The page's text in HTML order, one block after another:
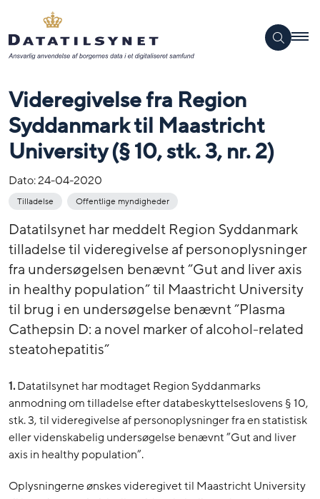
Videregivelse fra Region
Syddanmark til Maastricht
University (§ 10, stk. 3, nr. 2)
Dato:24-04-2020
Tilladelse Offentlige myndigheder
Datatilsynet har meddelt Region Syddanmark
tilladelse til videregivelse af personoplysninger
fra undersøgelsen benævnt ”Gut and liver axis
in healthy population” til Maastricht University
til brug i en undersøgelse benævnt ”Plasma
Cathepsin D: a novel marker of alcohol-related
steatohepatitis”
1.Datatilsynet har modtaget Region Syddanmarks
anmodning om tilladelse efter databeskyttelseslovens § 10,
stk. 3, til videregivelse af personoplysninger fra en statistisk
eller videnskabelig undersøgelse benævnt ”Gut and liver
axis in healthy population”.
Oplysningerne ønskes videregivet til Maastricht University